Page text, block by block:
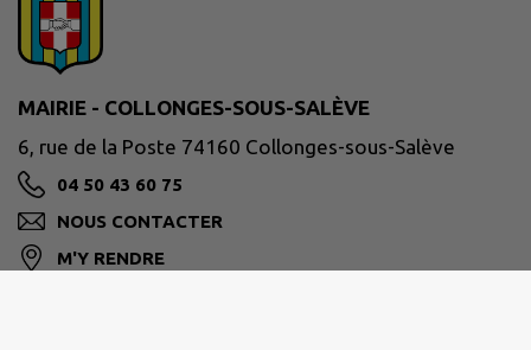
MAIRIE - COLLONGES-SOUS-SALÈVE
6, rue de la Poste 74160 Collonges-sous-Salève
04 50 43 60 75
NOUS CONTACTER
M'Y RENDRE